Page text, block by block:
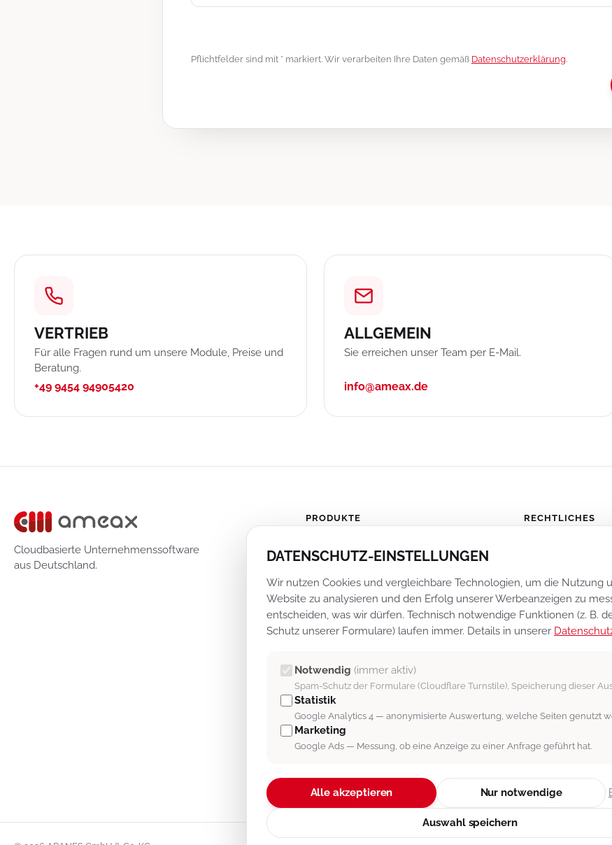
Pflichtfelder sind mit * markiert. Wir verarbeiten Ihre Daten gemäß Datenschutzerklärung.
VERTRIEB
Für alle Fragen rund um unsere Module, Preise und
Beratung.
+49 9454 94905420
ALLGEMEIN
Sie erreichen unser Team per E-Mail.
info@ameax.de
Cloudbasierte Unternehmenssoftware
aus Deutschland.
PRODUKTE
Faktura
Warenwirtschaft
Projektzeiterfassung
Aufgabenmanagement
Matching-System
Umfragen
Arbeitszeiterfassung
Alle Module →
RECHTLICHES
Datenschutz-
Newsletter
DATENSCHUTZ-EINSTELLUNGEN
Wir nutzen Cookies und vergleichbare Technologien, um die Nutzung
Website zu analysieren und den Erfolg unserer Werbeanzeigen zu
entscheiden, was wir dürfen. Technisch notwendige Funktionen (z. B.
Schutz unserer Formulare) laufen immer. Details in unserer
Notwendig (immer aktiv)
Spam-Schutz der Formulare (Cloudflare Turnstile), Speicherung dieser
Statistik
Google Analytics 4 — anonymisierte Auswertung, welche Seiten genutzt
Marketing
Google Ads — Messung, ob eine Anzeige zu einer Anfrage geführt hat.
Alle akzeptieren Nur notwendige
Auswahl speichern